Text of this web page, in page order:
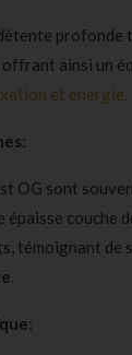
profonde
offrant ainsi un
et énergie.
:
OG sont
épaisse couche
témoignant de
.
: